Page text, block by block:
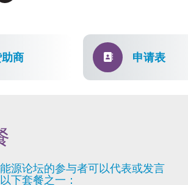
商 申请表
源论坛的参与者可以代表或发言
下套餐之一：